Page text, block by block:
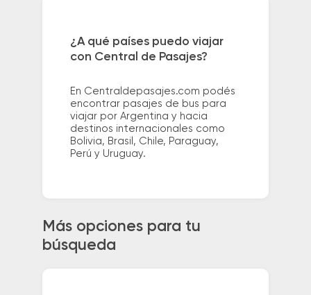
¿A qué países puedo viajar
con Central de Pasajes?
En Centraldepasajes.com podés
encontrar pasajes de bus para
viajar por Argentina y hacia
destinos internacionales como
Bolivia, Brasil, Chile, Paraguay,
Perú y Uruguay.
Más opciones para tu
búsqueda